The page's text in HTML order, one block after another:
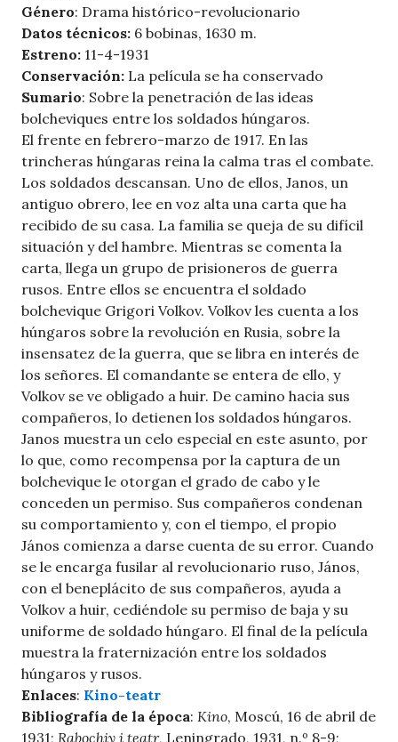
Género: Drama histórico-revolucionario
Datos técnicos: 6 bobinas, 1630 m.
Estreno: 11-4-1931
Conservación: La película se ha conservado
Sumario: Sobre la penetración de las ideas
bolcheviques entre los soldados húngaros.
El frente en febrero-marzo de 1917. En las
trincheras húngaras reina la calma tras el combate.
Los soldados descansan. Uno de ellos, Janos, un
antiguo obrero, lee en voz alta una carta que ha
recibido de su casa. La familia se queja de su difícil
situación y del hambre. Mientras se comenta la
carta, llega un grupo de prisioneros de guerra
rusos. Entre ellos se encuentra el soldado
bolchevique Grigori Volkov. Volkov les cuenta a los
húngaros sobre la revolución en Rusia, sobre la
insensatez de la guerra, que se libra en interés de
los señores. El comandante se entera de ello, y
Volkov se ve obligado a huir. De camino hacia sus
compañeros, lo detienen los soldados húngaros.
Janos muestra un celo especial en este asunto, por
lo que, como recompensa por la captura de un
bolchevique le otorgan el grado de cabo y le
conceden un permiso. Sus compañeros condenan
su comportamiento y, con el tiempo, el propio
János comienza a darse cuenta de su error. Cuando
se le encarga fusilar al revolucionario ruso, János,
con el beneplácito de sus compañeros, ayuda a
Volkov a huir, cediéndole su permiso de baja y su
uniforme de soldado húngaro. El final de la película
muestra la fraternización entre los soldados
húngaros y rusos.
Enlaces: Kino-teatr
Bibliografía de la época: Kino, Moscú, 16 de abril de
1931; Rabochiy i teatr, Leningrado, 1931, n.º 8-9;